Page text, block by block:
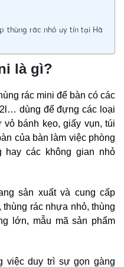
thùng rác nhỏ uy tín tại Hà
là gì?
rác mini để bàn có các
dùng để đựng các loại
bánh kẹo, giấy vụn, túi
của bàn làm việc phòng
hay các không gian nhỏ
sản xuất và cung cấp
rác nhựa nhỏ, thùng
lớn, mẫu mã sản phẩm
việc duy trì sự gọn gàng